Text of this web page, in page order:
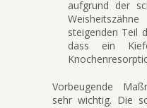
aufgrund der
steigenden Teil
dass ein
Vorbeugende
sehr wichtig. Die